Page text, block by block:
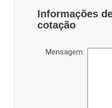
Informações
cotação
Mensagem: